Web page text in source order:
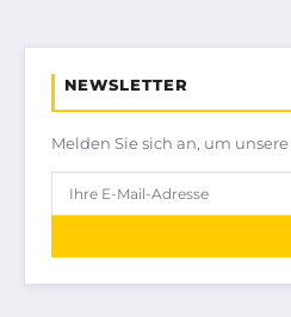
NEWSLETTER
Melden Sie sich an, um